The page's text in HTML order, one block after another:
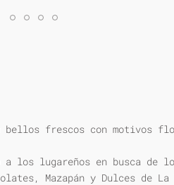
bellos frescos con
los lugareños en busca de
Mazapán y Dulces de